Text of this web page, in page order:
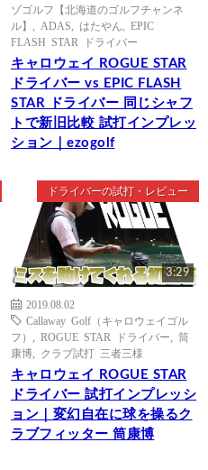
ゾゴルフ【北海道のゴルフチャンネ
ル】
ADAS はたやん
EPIC
FLASH STAR ドライバー
キャロウェイ ROGUE STAR
ドライバー vs EPIC FLASH
STAR ドライバー 同じシャフ
トで新旧比較 試打インプレッ
ション｜ezogolf
ドライバーの試打・レビュー
3:29
2019.08.02
Callaway Golf（キャロウェイゴル
フ）
ROGUE STAR ドライバー
筒
康博
クラブ試打 三者三様
キャロウェイ ROGUE STAR
ドライバー 試打インプレッシ
ョン｜変幻自在に球を操るク
ラブフィッター 筒康博